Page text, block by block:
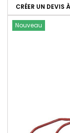
CRÉER UN DEVIS
Nouveau